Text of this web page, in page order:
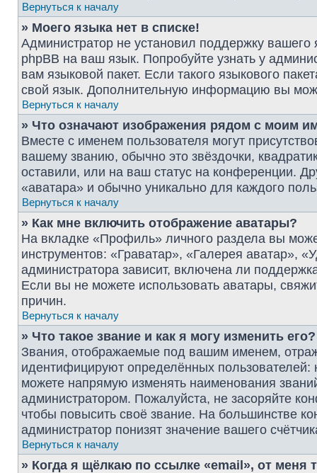
Вернуться к началу
» Моего языка нет в списке!
Администратор не установил поддержку
phpBB на ваш язык. Попробуйте узнать у
вам языковой пакет. Если такого языкового
свой язык. Дополнительную информацию вы
Вернуться к началу
» Что означают изображения рядом с моим
Вместе с именем пользователя могут
вашему званию, обычно это звёздочки,
оставили, или на ваш статус на конференции.
«аватара» и обычно уникально для каждого
Вернуться к началу
» Как мне включить отображение аватары?
На вкладке «Профиль» личного раздела вы
инструментов: «Граватар», «Галерея аватар»,
администратора зависит, включена ли
Если вы не можете использовать аватары,
причин.
Вернуться к началу
» Что такое звание и как я могу изменить его?
Звания, отображаемые под вашим именем,
идентифицируют определённых
можете напрямую изменять наименования
администратором. Пожалуйста, не засоряйте
чтобы повысить своё звание. На большинстве
администратор понизят значение вашего
Вернуться к началу
» Когда я щёлкаю по ссылке «email», от